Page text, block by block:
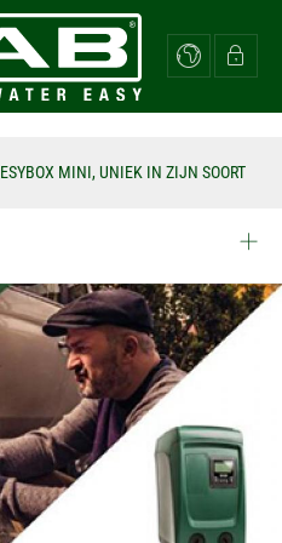
ESYBOX MINI, UNIEK IN ZIJN SOORT